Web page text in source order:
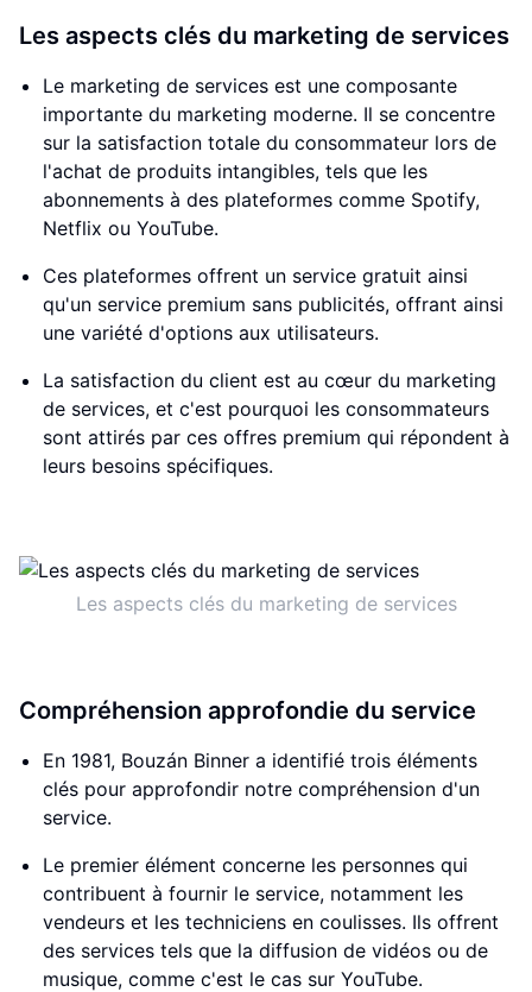
Les aspects clés du marketing de services
Le marketing de services est une composante
importante du marketing moderne. Il se concentre
sur la satisfaction totale du consommateur lors de
l'achat de produits intangibles, tels que les
abonnements à des plateformes comme Spotify,
Netflix ou YouTube.
Ces plateformes offrent un service gratuit ainsi
qu'un service premium sans publicités, offrant ainsi
une variété d'options aux utilisateurs.
La satisfaction du client est au cœur du marketing
de services, et c'est pourquoi les consommateurs
sont attirés par ces offres premium qui répondent à
leurs besoins spécifiques.
Les aspects clés du marketing de services
Compréhension approfondie du service
En 1981, Bouzán Binner a identifié trois éléments
clés pour approfondir notre compréhension d'un
service.
Le premier élément concerne les personnes qui
contribuent à fournir le service, notamment les
vendeurs et les techniciens en coulisses. Ils offrent
des services tels que la diffusion de vidéos ou de
musique, comme c'est le cas sur YouTube.